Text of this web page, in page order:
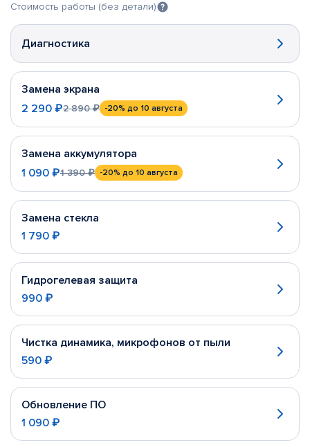
Стоимость работы (без детали)
Диагностика
Замена экрана
2 290 ₽2 890 ₽ -20% до 10 августа
Замена аккумулятора
1 090 ₽1 390 ₽ -20% до 10 августа
Замена стекла
1 790 ₽
Гидрогелевая защита
990 ₽
Чистка динамика, микрофонов от пыли
590 ₽
Обновление ПО
1 090 ₽